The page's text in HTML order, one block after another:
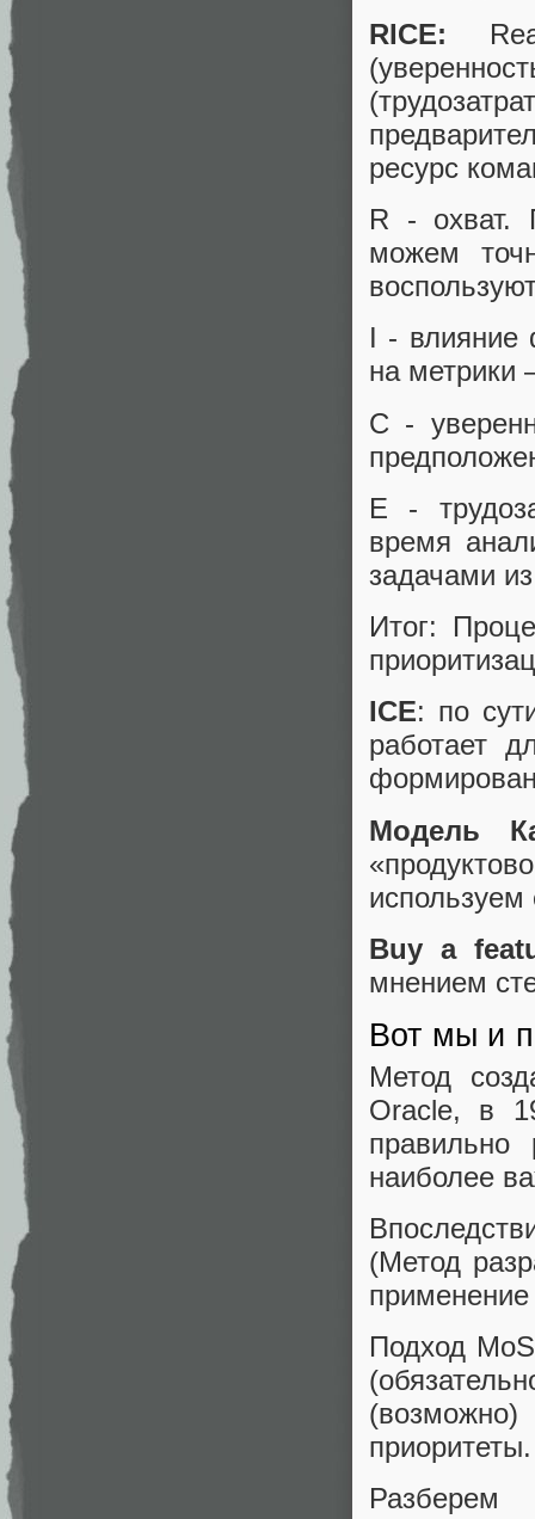
RICE:
ресурс
R - охват.
можем
I - влияние
на
C -
E -
время
задачами
Итог:
ICE: по
работает
Модель
используем
Buy a
мнением
Вот мы и
Метод
Oracle, в
правильно
наиболее
(Метод
применение
Подход
приоритеты.